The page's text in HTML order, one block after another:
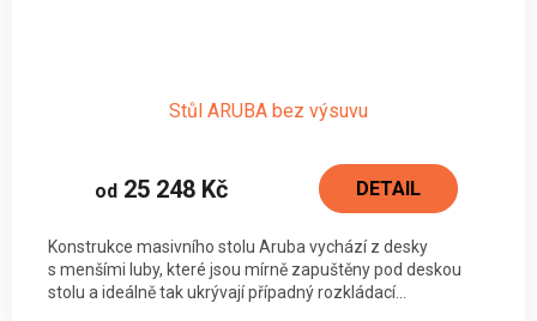
Stůl ARUBA bez výsuvu
od 25 248 Kč DETAIL
Konstrukce masivního stolu Aruba vychází z desky
s menšími luby, které jsou mírně zapuštěny pod deskou
stolu a ideálně tak ukrývají případný rozkládací...